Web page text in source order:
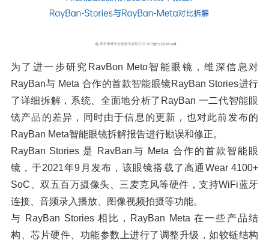
为了进一步研究RavBon Meto智能眼镜，维深信息对
RayBan与 Meta 合作的首款智能眼镜RayBan Stories进行
了详细拆解，系统、全面地分析了RayBan 一二代智能眼
镜产品的差异，同时由于信息的更新，也对此前发布的
RayBan Meta智能眼镜拆解报告进行勘误和修正。
RayBan Stories 是 RavBan与 Meta 合作的首款智能眼
镜，于2021年9月发布，该眼镜搭载了高通Wear 4100+
SoC、双五百万摄像头、三麦克风等硬件，支持WiFi蓝牙
连接、音频录入播放、图像视频拍摄等功能。
与 RayBan Stories 相比，RayBan Meta 在一些产品结
构、芯片硬件、功能参数上进行了调整升级，如铰链结构